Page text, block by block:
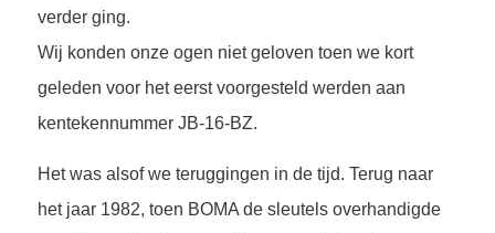
verder ging.
Wij konden onze ogen niet geloven toen we kort
geleden voor het eerst voorgesteld werden aan
kentekennummer JB-16-BZ.
Het was alsof we teruggingen in de tijd. Terug naar
het jaar 1982, toen BOMA de sleutels overhandigde